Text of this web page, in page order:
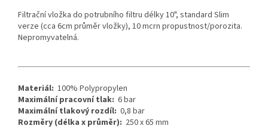
Filtrační vložka do potrubního filtru délky 10", standard Slim
verze (cca 6cm průměr vložky), 10 mcrn propustnost/porozita.
Nepromyvatelná.
Materiál: 100% Polypropylen
Maximální pracovní tlak: 6 bar
Maximální tlakový rozdíl: 0,8 bar
Rozměry (délka x průměr): 250 x 65 mm